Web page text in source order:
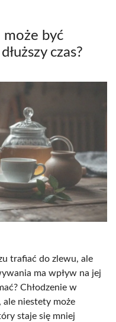
może być
czas?
trafiać do zlewu, ale
ma wpływ na jej
Chłodzenie w
ale niestety może
staje się mniej